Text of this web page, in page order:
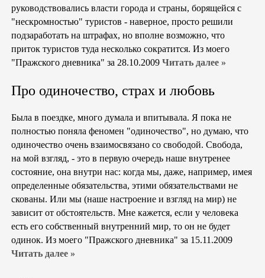
руководствовались власти города и страны, борящейся с
"нескромностью" туристов - наверное, просто решили
подзаработать на штрафах, но вполне возможно, что
приток туристов туда несколько сократится. Из моего
"Пражского дневника" за 28.10.2009 Читать далее »
Про одиночество, страх и любовь
Была в поездке, много думала и впитывала. Я пока не
полностью поняла феномен "одиночество", но думаю, что
одиночество очень взаимосвязано со свободой. Свобода,
на мой взгляд, - это в первую очередь наше внутренее
состояние, она внутри нас: когда мы, даже, например, имея
определенные обязательства, этими обязательствами не
скованы. Или мы (наше настроение и взгляд на мир) не
зависит от обстоятельств. Мне кажется, если у человека
есть его собственный внутренний мир, то он не будет
одинок. Из моего "Пражского дневника" за 15.11.2009
Читать далее »